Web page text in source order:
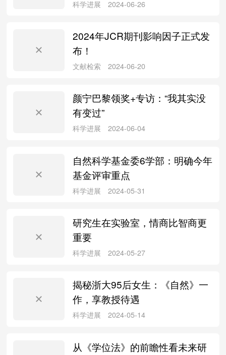
科学进展 2024-12-20
科学进展
科学进展 2024-08-12
科学进展 2024-07-09
2024年JCR期刊影响因子正式发
布！
颜宁巴黎领奖+专访：“我其实没
有变过”
自然科学基金委6学部：明确今年
基金评审重点
研究生在实验室，情商比智商更
重要
揭秘浙大95后女生：《自然》一
作，享教授待遇
从《学位法》的前瞻性看未来研